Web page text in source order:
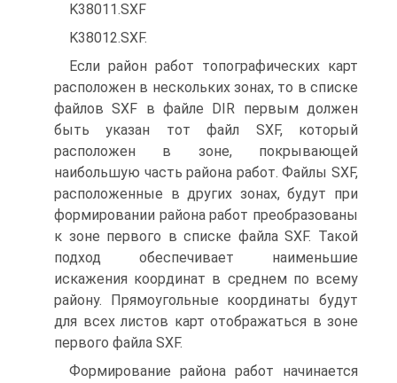
K38011.SXF
K38012.SXF.
Если район работ топографических карт
расположен в нескольких зонах, то в списке
файлов SXF в файле DIR первым должен
быть указан тот файл SXF, который
расположен в зоне, покрывающей
наибольшую часть района работ. Файлы SXF,
расположенные в других зонах, будут при
формировании района работ преобразованы
к зоне первого в списке файла SXF. Такой
подход обеспечивает наименьшие
искажения координат в среднем по всему
району. Прямоугольные координаты будут
для всех листов карт отображаться в зоне
первого файла SXF.
Формирование района работ начинается